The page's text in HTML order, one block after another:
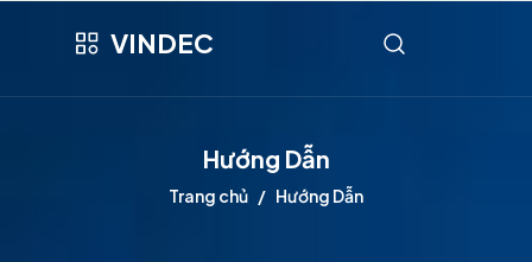
VINDEC
Hướng Dẫn
Trang chủ Hướng Dẫn